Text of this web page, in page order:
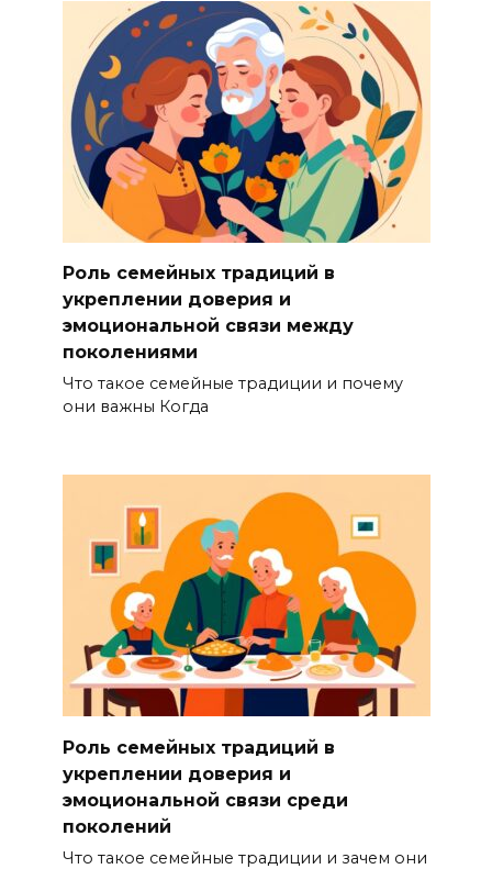
Роль семейных традиций в
укреплении доверия и
эмоциональной связи между
поколениями
Что такое семейные традиции и почему
они важны Когда
Роль семейных традиций в
укреплении доверия и
эмоциональной связи среди
поколений
Что такое семейные традиции и зачем они